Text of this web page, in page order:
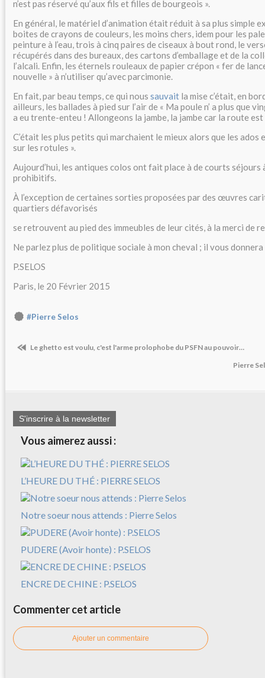
n’est pas réservé qu’aux fils et filles de bourgeois ».
En général, le matériel d’animation était réduit à sa plus simple
boites de crayons de couleurs, les moins chers, idem pour les
peinture à l’eau, trois à cinq paires de ciseaux à bout rond, le
récupérés dans des bureaux, des cartons d’emballage et de la
l’alcali. Enfin, les éternels rouleaux de papier crépon « fer de
nouvelle » à n’utiliser qu’avec parcimonie.
En fait, par beau temps, ce qui nous sauvait la mise c’était, en
ailleurs, les ballades à pied sur l’air de « Ma poule n’ a plus que
a eu trente-enteu ! Allongeons la jambe, la jambe car la route
C’était les plus petits qui marchaient le mieux alors que les ados
sur les rotules ».
Aujourd’hui, les antiques colos ont fait place à de courts séjours
prohibitifs.
À l’exception de certaines sorties proposées par des œuvres
quartiers défavorisés
se retrouvent au pied des immeubles de leur cités, à la merci de
Ne parlez plus de politique sociale à mon cheval ; il vous
P.SELOS
Paris, le 20 Février 2015
#Pierre Selos
Le ghetto est voulu, c'est l'arme prolophobe du PSFN au pouvoir…
Pierre
S'inscrire à la newsletter
Vous aimerez aussi :
L’HEURE DU THÉ : PIERRE SELOS
Notre soeur nous attends : Pierre Selos
PUDERE (Avoir honte) : P.SELOS
ENCRE DE CHINE : P.SELOS
Commenter cet article
Ajouter un commentaire